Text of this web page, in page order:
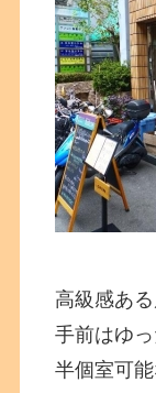
高級感あ
手前はゆ
半個室可